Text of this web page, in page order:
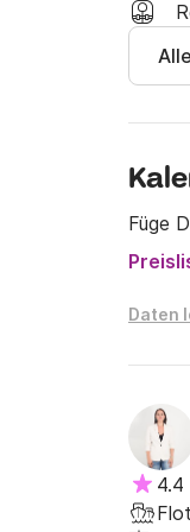
vor
Alle
Dock-
Füge
Daten
4.4